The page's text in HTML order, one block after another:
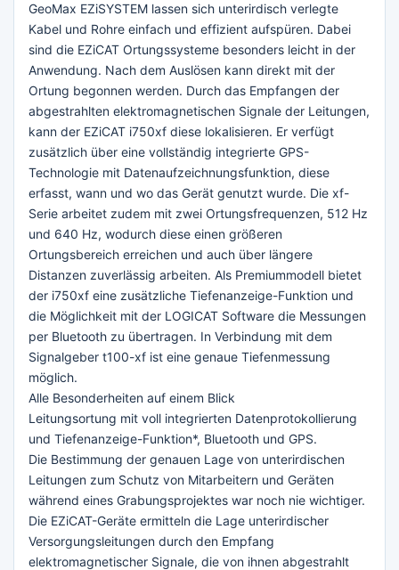
GeoMax EZiSYSTEM lassen sich unterirdisch verlegte
Kabel und Rohre einfach und effizient aufspüren. Dabei
sind die EZiCAT Ortungssysteme besonders leicht in der
Anwendung. Nach dem Auslösen kann direkt mit der
Ortung begonnen werden. Durch das Empfangen der
abgestrahlten elektromagnetischen Signale der Leitungen,
kann der EZiCAT i750xf diese lokalisieren. Er verfügt
zusätzlich über eine vollständig integrierte GPS-
Technologie mit Datenaufzeichnungsfunktion, diese
erfasst, wann und wo das Gerät genutzt wurde. Die xf-
Serie arbeitet zudem mit zwei Ortungsfrequenzen, 512 Hz
und 640 Hz, wodurch diese einen größeren
Ortungsbereich erreichen und auch über längere
Distanzen zuverlässig arbeiten. Als Premiummodell bietet
der i750xf eine zusätzliche Tiefenanzeige-Funktion und
die Möglichkeit mit der LOGICAT Software die Messungen
per Bluetooth zu übertragen. In Verbindung mit dem
Signalgeber t100-xf ist eine genaue Tiefenmessung
möglich.
Alle Besonderheiten auf einem Blick
Leitungsortung mit voll integrierten Datenprotokollierung
und Tiefenanzeige-Funktion*, Bluetooth und GPS.
Die Bestimmung der genauen Lage von unterirdischen
Leitungen zum Schutz von Mitarbeitern und Geräten
während eines Grabungsprojektes war noch nie wichtiger.
Die EZiCAT-Geräte ermitteln die Lage unterirdischer
Versorgungsleitungen durch den Empfang
elektromagnetischer Signale, die von ihnen abgestrahlt